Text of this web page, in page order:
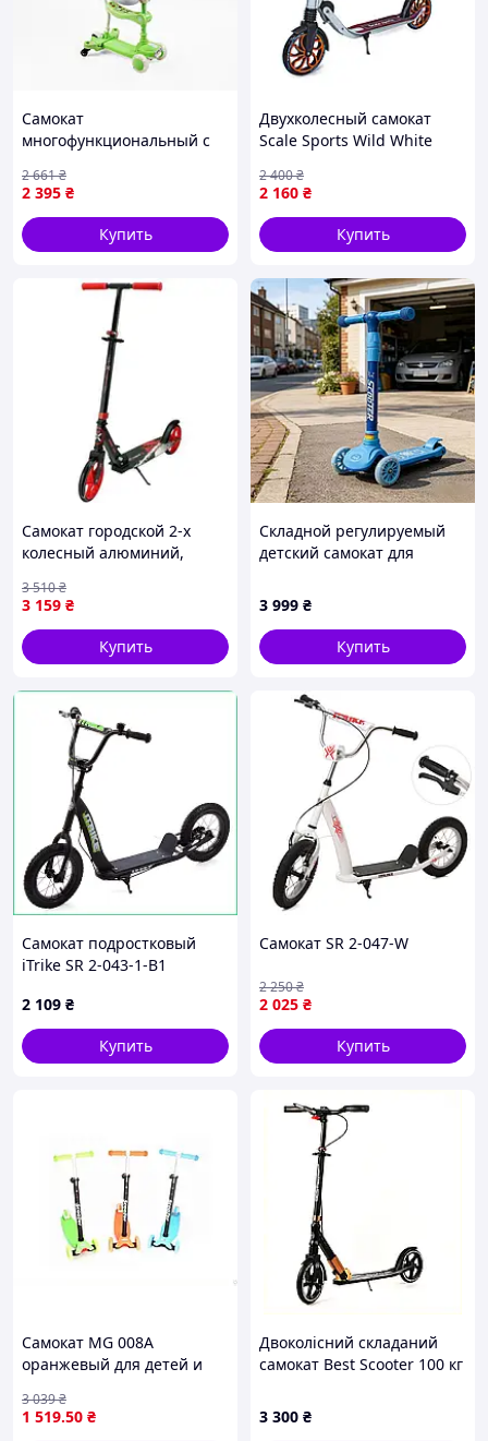
Самокат
многофункциональный с
5в1 Зеленый (169229)
2 395 ₴
2 661₴
Купить
Двухколесный самокат
Scale Sports Wild White
2092784442
2 160 ₴
2 400₴
Купить
Самокат городской 2-х
колесный алюминий,
3 159 ₴
3 510₴
Купить
Складной регулируемый
детский самокат для
3 999 ₴
Купить
Самокат подростковый
iTrike SR 2-043-1-B1
резиновых колесах с
ручным тормозом
2 109 ₴
Купить
Самокат SR 2-047-W
2 025 ₴
2 250₴
Купить
Самокат MG 008A
оранжевый для детей и
маневренный для
активного отдыха
1 519.50 ₴
3 039₴
Двоколісний складаний
самокат Best Scooter 100 кг
7678MB094
3 300 ₴